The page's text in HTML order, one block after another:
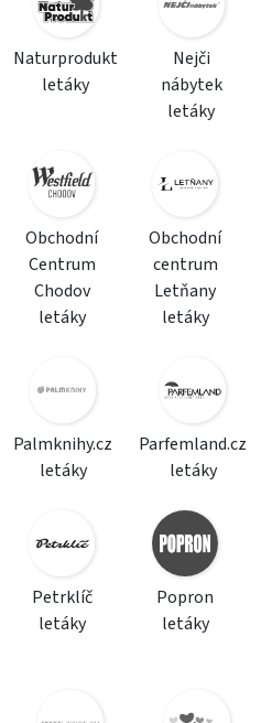
Naturprodukt
letáky
Nejči
nábytek
letáky
Obchodní
Centrum
Chodov
letáky
Obchodní
centrum
Letňany
letáky
Palmknihy.cz
letáky
Parfemland.cz
letáky
Petrklíč
letáky
Popron
letáky